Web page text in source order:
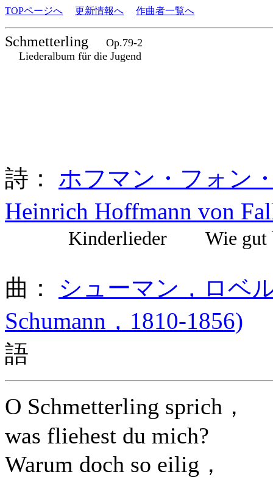
TOPページへ 更新情報へ 作曲者一覧へ
Schmetterling
Op.79-2
Liederalbum für die Jugend
詩： ホフマン・フォン
Heinrich Hoffmann von
Kinderlieder Wie gut
曲： シューマン，ロベ
Schumann，1810-1856)
語
O Schmetterling sprich，
was fliehest du mich?
Warum doch so eilig，